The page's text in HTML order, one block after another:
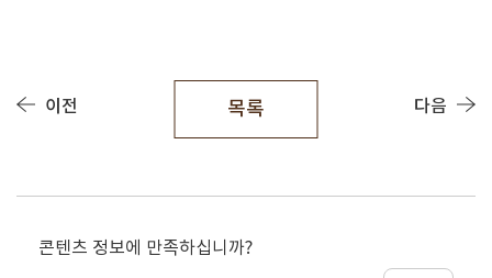
이전 목록 다음
콘텐츠 정보에 만족하십니까?